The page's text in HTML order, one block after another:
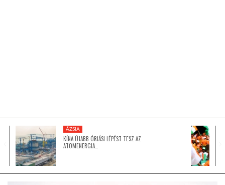
GLOBOTV BP
ÁZSIA
KÍNA ÚJABB ÓRIÁSI LÉPÉST TESZ AZ
ATOMENERGIA…